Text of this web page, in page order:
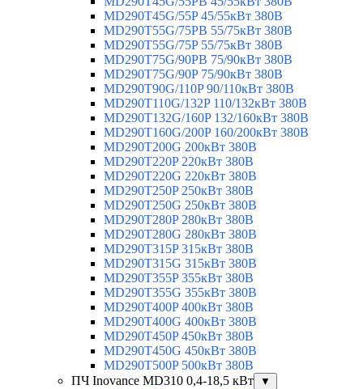
MD290T45G/55P 45/55кВт 380В
MD290T55G/75PB 55/75кВт 380В
MD290T55G/75P 55/75кВт 380В
MD290T75G/90PB 75/90кВт 380В
MD290T75G/90P 75/90кВт 380В
MD290T90G/110P 90/110кВт 380В
MD290T110G/132P 110/132кВт 380В
MD290T132G/160P 132/160кВт 380В
MD290T160G/200P 160/200кВт 380В
MD290T200G 200кВт 380В
MD290T220P 220кВт 380В
MD290T220G 220кВт 380В
MD290T250P 250кВт 380В
MD290T250G 250кВт 380В
MD290T280P 280кВт 380В
MD290T280G 280кВт 380В
MD290T315P 315кВт 380В
MD290T315G 315кВт 380В
MD290T355P 355кВт 380В
MD290T355G 355кВт 380В
MD290T400P 400кВт 380В
MD290T400G 400кВт 380В
MD290T450P 450кВт 380В
MD290T450G 450кВт 380В
MD290T500P 500кВт 380В
ПЧ Inovance MD310 0,4-18,5 кВт
▼